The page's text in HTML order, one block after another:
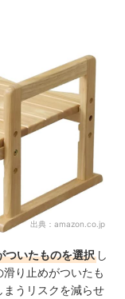
出典： amazon.co.jp
ついたものを選択 し
り止めがついたも
うリスクを減らせ